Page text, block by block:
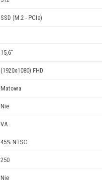
SSD (M.2 - PCIe)
15,6"
(1920x1080) FHD
Matowa
Nie
VA
45% NTSC
250
Nie